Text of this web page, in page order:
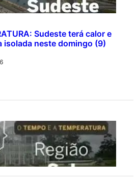
Sudeste terá calor e
isolada neste domingo (9)
E A TEMPERATURA: Sul terá
e possibilidade de trovoadas
(9)